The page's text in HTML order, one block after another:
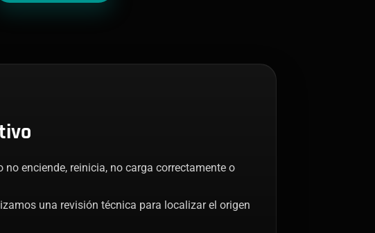
enciende, reinicia, no carga correctamente o
una revisión técnica para localizar el origen